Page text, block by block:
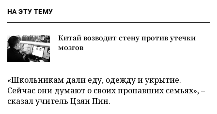
НА ЭТУ ТЕМУ
Китай возводит стену против утечки
мозгов
«Школьникам дали еду, одежду и укрытие.
Сейчас они думают о своих пропавших семьях», –
сказал учитель Цзян Пин.